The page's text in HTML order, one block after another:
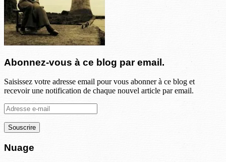
Abonnez-vous à ce blog par email.
Saisissez votre adresse email pour vous abonner à ce blog et
recevoir une notification de chaque nouvel article par email.
Adresse
e-
mail
Nuage